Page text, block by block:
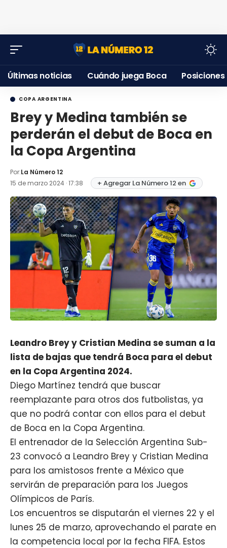
Últimas noticias Cuándo juega Boca Posiciones
COPA ARGENTINA
Brey y Medina también se
perderán el debut de Boca en
la Copa Argentina
Por:La Número 12
15 de marzo 2024 · 17:38
+ Agregar La Número 12 en
Leandro Brey y Cristian Medina se suman a la
lista de bajas que tendrá Boca para el debut
en la Copa Argentina 2024.
Diego Martínez tendrá que buscar
reemplazante para otros dos futbolistas, ya
que no podrá contar con ellos para el debut
de Boca en la Copa Argentina.
El entrenador de la Selección Argentina Sub-
23 convocó a Leandro Brey y Cristian Medina
para los amistosos frente a México que
servirán de preparación para los Juegos
Olímpicos de París.
Los encuentros se disputarán el viernes 22 y el
lunes 25 de marzo, aprovechando el parate en
la competencia local por la fecha FIFA. Estos